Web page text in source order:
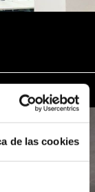
de las cookies